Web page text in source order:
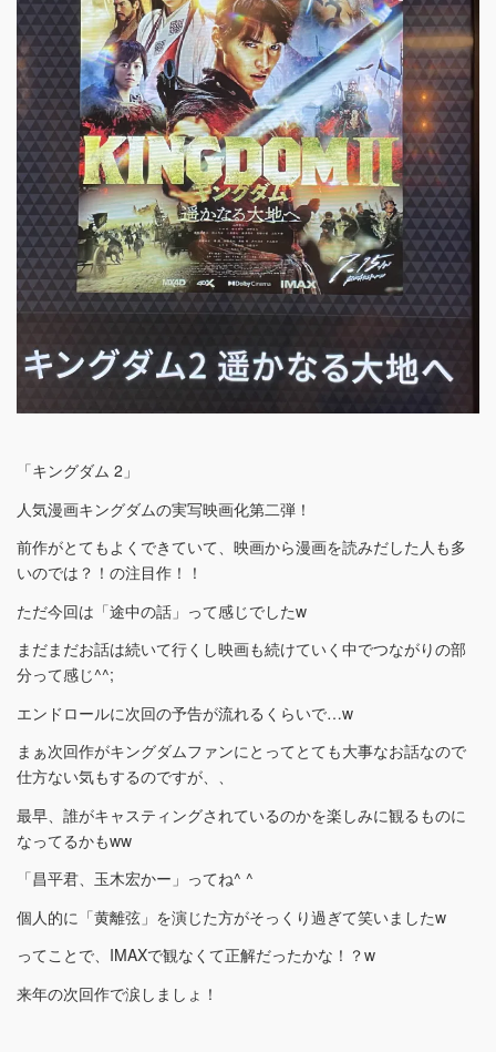
「キングダム 2」
人気漫画キングダムの実写映画化第二弾！
前作がとてもよくできていて、映画から漫画を読みだした人も多
いのでは？！の注目作！！
ただ今回は「途中の話」って感じでしたw
まだまだお話は続いて行くし映画も続けていく中でつながりの部
分って感じ^^;
エンドロールに次回の予告が流れるくらいで…w
まぁ次回作がキングダムファンにとってとても大事なお話なので
仕方ない気もするのですが、、
最早、誰がキャスティングされているのかを楽しみに観るものに
なってるかもww
「昌平君、玉木宏かー」ってね^ ^
個人的に「黄離弦」を演じた方がそっくり過ぎて笑いましたw
ってことで、IMAXで観なくて正解だったかな！？w
来年の次回作で涙しましょ！